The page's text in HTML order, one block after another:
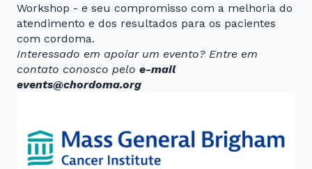
Workshop - e seu compromisso com a melhoria do
atendimento e dos resultados para os pacientes
com cordoma.
Interessado em apoiar um evento? Entre em
contato conosco pelo e-mail
events@chordoma.org